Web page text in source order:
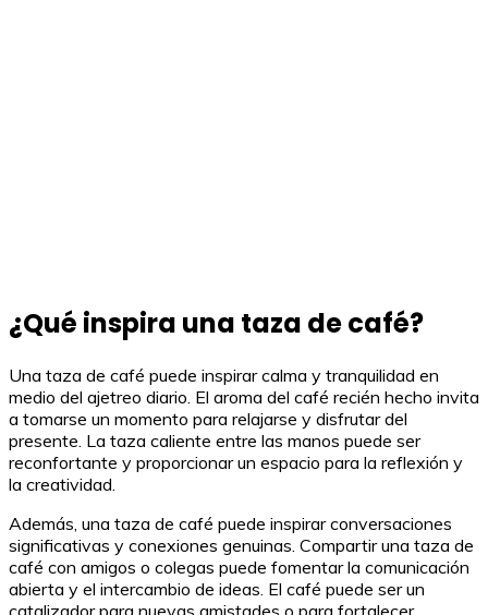
¿Qué inspira una taza de café?
Una taza de café puede inspirar calma y tranquilidad en
medio del ajetreo diario. El aroma del café recién hecho invita
a tomarse un momento para relajarse y disfrutar del
presente. La taza caliente entre las manos puede ser
reconfortante y proporcionar un espacio para la reflexión y
la creatividad.
Además, una taza de café puede inspirar conversaciones
significativas y conexiones genuinas. Compartir una taza de
café con amigos o colegas puede fomentar la comunicación
abierta y el intercambio de ideas. El café puede ser un
catalizador para nuevas amistades o para fortalecer